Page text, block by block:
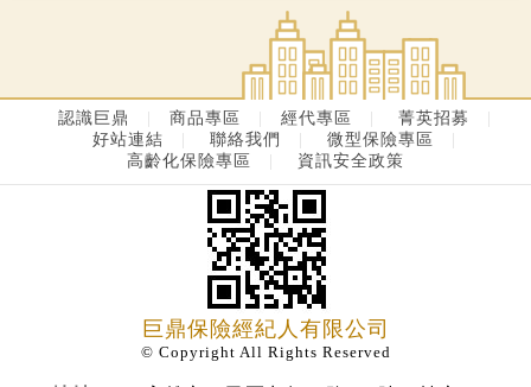
認識巨鼎 | 商品專區 | 經代專區 | 菁英招募
|
好站連結
| 聯絡我們 | 微型保險專區
|
高齡化保險專區
| 資訊安全政策
巨鼎保險經紀人有限公司
© Copyright All Rights Reserved